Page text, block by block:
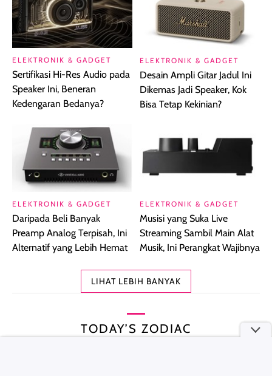
ELEKTRONIK & GADGET
Sertifikasi Hi-Res Audio pada
Speaker Ini, Beneran
Kedengaran Bedanya?
ELEKTRONIK & GADGET
Desain Ampli Gitar Jadul Ini
Dikemas Jadi Speaker, Kok
Bisa Tetap Kekinian?
ELEKTRONIK & GADGET
Daripada Beli Banyak
Preamp Analog Terpisah, Ini
Alternatif yang Lebih Hemat
ELEKTRONIK & GADGET
Musisi yang Suka Live
Streaming Sambil Main Alat
Musik, Ini Perangkat Wajibnya
LIHAT LEBIH BANYAK
TODAY’S ZODIAC